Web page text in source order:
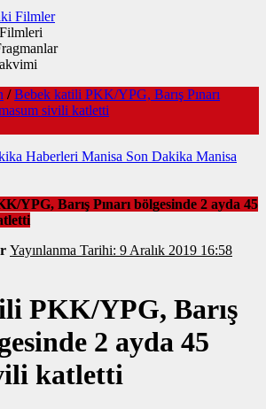
Filmler
/ Bebek katili PKK/YPG, Barış Pınarı
sivili katletti
Haberleri Manisa Son Dakika Manisa
YPG, Barış Pınarı bölgesinde 2 ayda 45
Yayınlanma Tarihi: 9 Aralık 2019 16:58
PKK/YPG, Barış
2 ayda 45
katletti